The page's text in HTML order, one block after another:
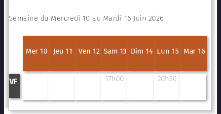
Semaine du Mercredi 10 au Mardi 16 Juin 2026
Mer 10 Jeu 11 Ven 12 Sam 13 Dim 14 Lun 15 Mar 16
VF 17h00 20h30